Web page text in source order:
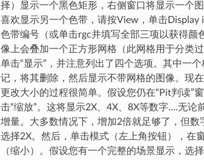
择）显示一个黑色矩形，右侧窗口将显示一个
喜欢显示另一个色带，请按View，单击
色带编号（或单击rgc并填写全部三项以获得颜
像上会叠加一个正方形网格（此网格用于分类
单击“显示”，并注意列出了四个选项。其中一
记，将其删除，然后显示不带网格的图像。现在
更改大小的过程很简单。假设您仍在“Pit判读”
击“缩放”。这将显示2X、4X、8X等数字….无
增量。大多数情况下，增加2倍就足够了，但数
选择2X。然后，单击模式（左上角按钮），在
（缩小）。假设您有一个完整的场景显示，选